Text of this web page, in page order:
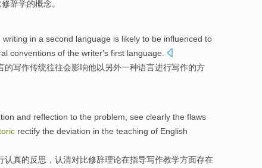
修辞学的概念。
writing in a second language is likely to be influenced to
conventions of the writer's first language
的写作传统往往会影响他以 另外一种语言进行写作的方
and reflection to the problem , see clearly the flaws
rectify the deviation in the teaching of English
认真的反思 ，认清对比修辞理论在指导写作教学方面存在